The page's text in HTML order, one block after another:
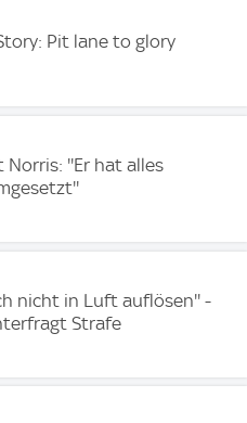
Pit lane to glory
Norris: ''Er hat alles
nicht in Luft auflösen'' -
Strafe